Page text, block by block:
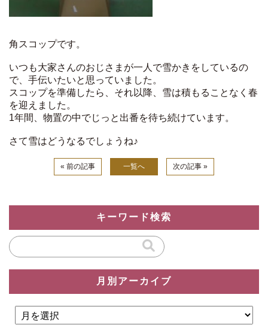
キーワード検索
月別アーカイブ
角スコップです。
いつも大家さんのおじさまが一人で雪かきをしているの
で、手伝いたいと思っていました。
スコップを準備したら、それ以降、雪は積もることなく春
を迎えました。
1年間、物置の中でじっと出番を待ち続けています。
さて雪はどうなるでしょうね♪
« 前の記事 一覧へ 次の記事 »